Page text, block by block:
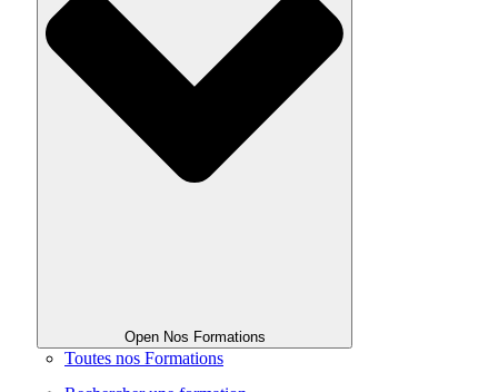
Open Nos Formations
Toutes nos Formations